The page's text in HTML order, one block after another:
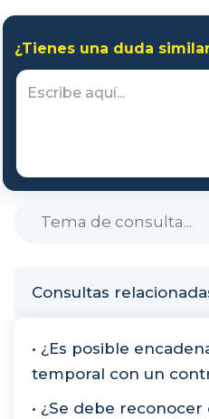
Consultas
• ¿Es posible
temporal con un
• ¿Se debe
¿Tienes una duda